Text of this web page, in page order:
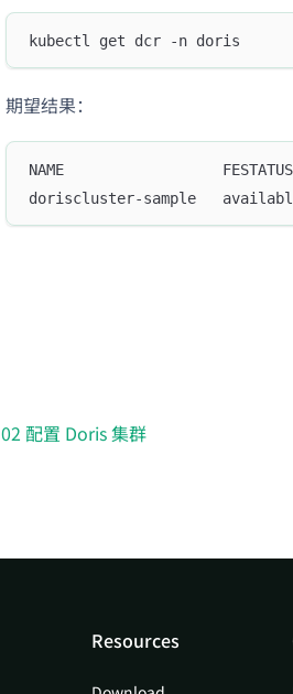
kubectl get dcr -n doris
期望结果：
NAME                  FESTATUS
doriscluster-sample
02 配置 Doris 集群
Resources